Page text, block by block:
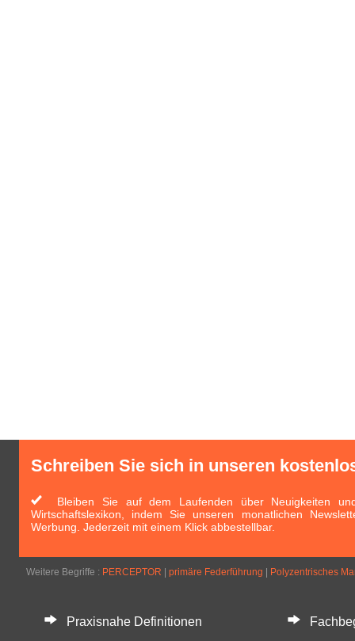
Schreiben Sie sich in unseren
Bleiben Sie auf dem Laufenden über Neuigkeiten
Wirtschaftslexikon, indem Sie unseren monatlichen
Werbung. Jederzeit mit einem Klick abbestellbar.
Weitere Begriffe : PERCEPTOR primäre Federführung Polyzentrisches
Praxisnahe Definitionen